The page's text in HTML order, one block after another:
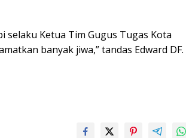
selaku Ketua Tim Gugus Tugas Kota
banyak jiwa,” tandas Edward DF.